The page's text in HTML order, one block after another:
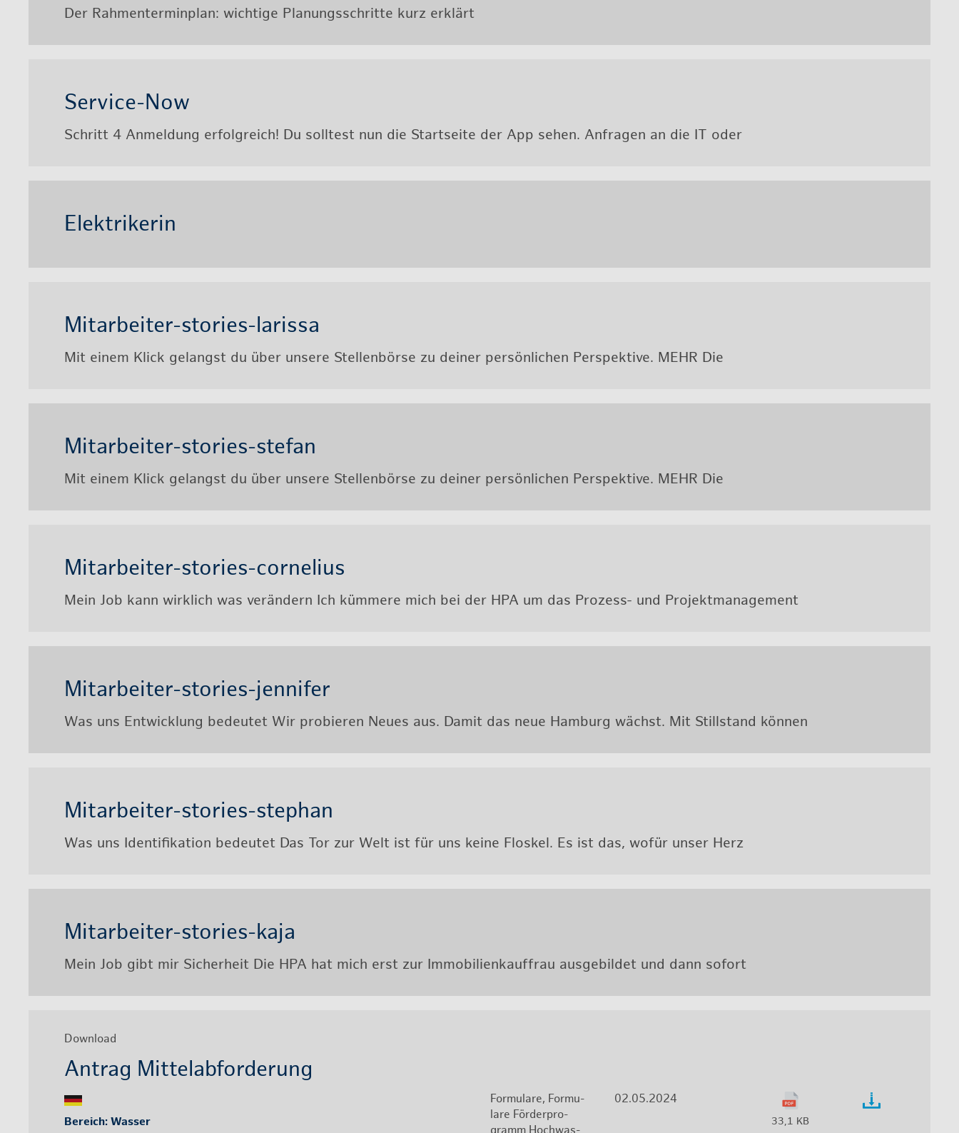
Der Rah­men­ter­min­plan: wich­ti­ge Pla­nungs­schrit­te kurz er­klärt
Ser­vice-Now
Schritt 4 An­mel­dung er­folg­reich! Du soll­test nun die Start­sei­te der App sehen. An­fra­gen an die IT oder
Elek­tri­ke­rin
Mit­ar­bei­ter-sto­ries-la­ris­sa
Mit einem Klick ge­langst du über un­se­re Stel­len­bör­se zu dei­ner per­sön­li­chen Per­spek­ti­ve. MEHR Die
Mit­ar­bei­ter-sto­ries-ste­fan
Mit einem Klick ge­langst du über un­se­re Stel­len­bör­se zu dei­ner per­sön­li­chen Per­spek­ti­ve. MEHR Die
Mit­ar­bei­ter-sto­ries-cor­ne­li­us
Mein Job kann wirk­lich was ver­än­dern Ich küm­me­re mich bei der HPA um das Pro­zess- und Pro­jekt­ma­nage­ment
Mit­ar­bei­ter-sto­ries-jen­ni­fer
Was uns Ent­wick­lung be­deu­tet Wir pro­bie­ren Neues aus. Damit das neue Ham­burg wächst. Mit Still­stand kön­nen
Mit­ar­bei­ter-sto­ries-ste­phan
Was uns Iden­ti­fi­ka­ti­on be­deu­tet Das Tor zur Welt ist für uns keine Flos­kel. Es ist das, wofür unser Herz
Mit­ar­bei­ter-sto­ries-kaja
Mein Job gibt mir Si­cher­heit Die HPA hat mich erst zur Im­mo­bi­li­en­kauf­frau aus­ge­bil­det und dann so­fort
Down­load
An­trag Mit­tel­ab­for­de­rung
Be­reich: Was­ser
For­mu­la­re, For­mu­
la­re För­der­pro­
02.05.2024
33,1 KB